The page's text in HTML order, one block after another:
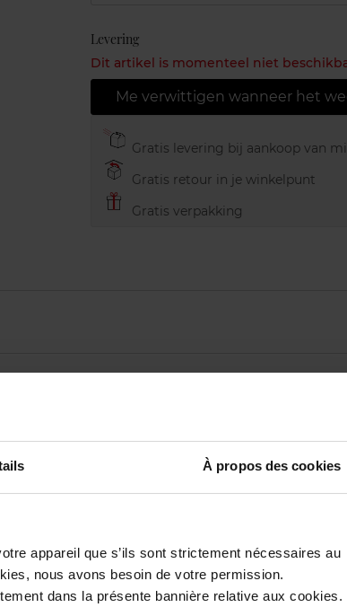
À propos des cookies
appareil que s’ils sont strictement nécessaires au
nous avons besoin de votre permission.
dans la présente bannière relative aux cookies.
Levering
Dit artikel is momenteel niet
Me verwittigen wanneer het
Gratis levering bij aankoop van
Gratis retour in je winkelpunt
Gratis verpakking
?